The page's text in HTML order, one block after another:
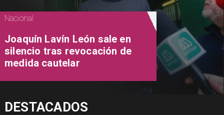
Nacional
Joaquín Lavín León sale en
silencio tras revocación de
medida cautelar
DESTACADOS